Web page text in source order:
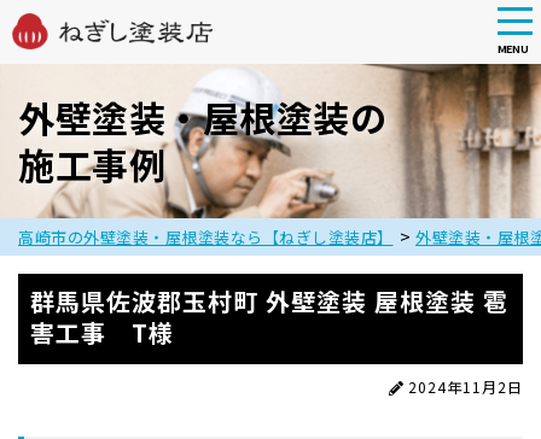
main
content
MENU
外壁塗装・屋根塗装の
施工事例
高崎市の外壁塗装・屋根塗装なら【ねぎし塗装店】 > 外壁塗装・屋根
群馬県佐波郡玉村町 外壁塗装 屋根塗装 雹
害工事 T様
2024年11月2日